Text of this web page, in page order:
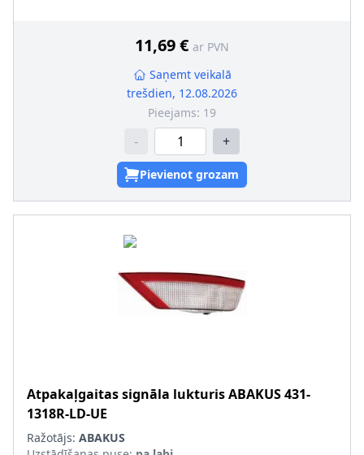
11,69 € ar PVN
Saņemt veikalā
trešdien, 12.08.2026
Pieejams: 19
- +
Pievienot grozam
Atpakaļgaitas signāla lukturisABAKUS431-
1318R-LD-UE
Ražotājs: ABAKUS